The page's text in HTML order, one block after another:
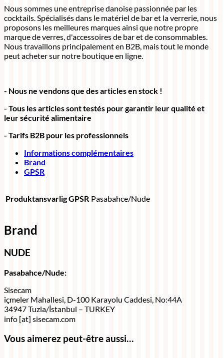
Nous sommes une entreprise danoise passionnée par les
cocktails. Spécialisés dans le matériel de bar et la verrerie, nous
proposons les meilleures marques ainsi que notre propre
marque de verres, d'accessoires de bar et de consommables.
Nous travaillons principalement en B2B, mais tout le monde
peut acheter sur notre boutique en ligne.
- Nous ne vendons que des articles en stock !
- Tous les articles sont testés pour garantir leur qualité et
leur sécurité alimentaire
- Tarifs B2B pour les professionnels
Informations complémentaires
Brand
GPSR
Produktansvarlig GPSR Pasabahce/Nude
Brand
NUDE
Pasabahce/Nude:
Sisecam
içmeler Mahallesi, D-100 Karayolu Caddesi, No:44A
34947 Tuzla/İstanbul – TURKEY
info [at] sisecam.com
Vous aimerez peut-être aussi…